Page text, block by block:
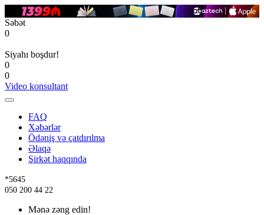
Səbət
0
Siyahı boşdur!
0
0
Video konsultant
FAQ
Xəbərlər
Ödəniş və çatdırılma
Əlaqə
Şirkət haqqında
*5645
050 200 44 22
Mənə zəng edin!